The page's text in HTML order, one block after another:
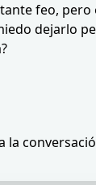
feo,
dejarlo
la